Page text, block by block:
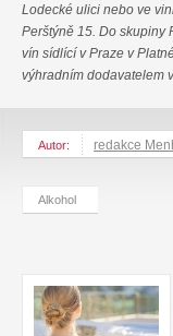
Lodecké ulici nebo ve
Perštýně 15. Do skupiny
vín sídlící v Praze v
výhradním dodavatelem
Autor: redakce
Alkohol